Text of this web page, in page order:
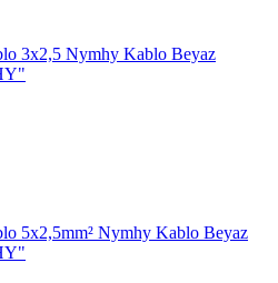
3x2,5 Nymhy Kablo Beyaz
5x2,5mm² Nymhy Kablo Beyaz